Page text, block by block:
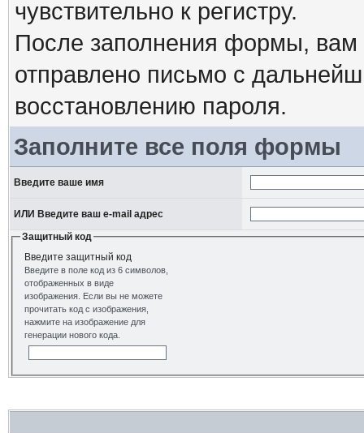
чувствительно к регистру.
После заполнения формы, вам
отправлено письмо с
восстановлению пароля.
Заполните все поля формы
Введите ваше имя
ИЛИ Введите ваш e-mail адрес
Защитный код
Введите защитный код
Введите в поле код из 6 символов,
отображенных в виде
изображения. Если вы не можете
прочитать код с изображения,
нажмите на изображение для
генерации нового кода.